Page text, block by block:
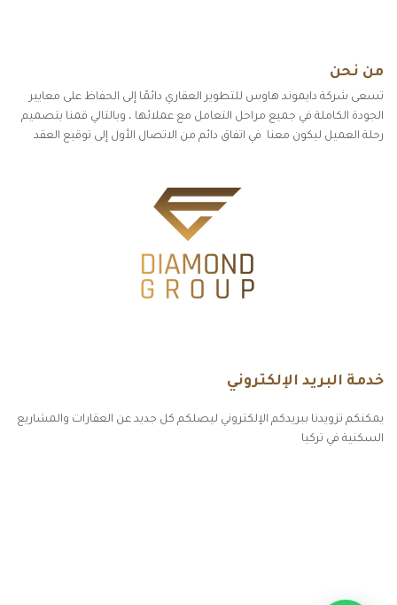
من نحن
تسعى شركة دايموند هاوس للتطوير العقاري دائمًا إلى الحفاظ على معايير
الجودة الكاملة في جميع مراحل التعامل مع عملائها ، وبالتالي قمنا بتصميم
رحلة العميل ليكون معنا في اتفاق دائم من الاتصال الأول إلى توقيع العقد
خدمة البريد الإلكتروني
يمكنكم تزويدنا ببريدكم الإلكتروني ليصلكم كل جديد عن العقارات والمشاريع
السكنية في تركيا